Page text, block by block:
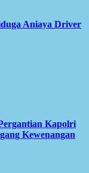
Aniaya Driver
Kapolri
Kewenangan